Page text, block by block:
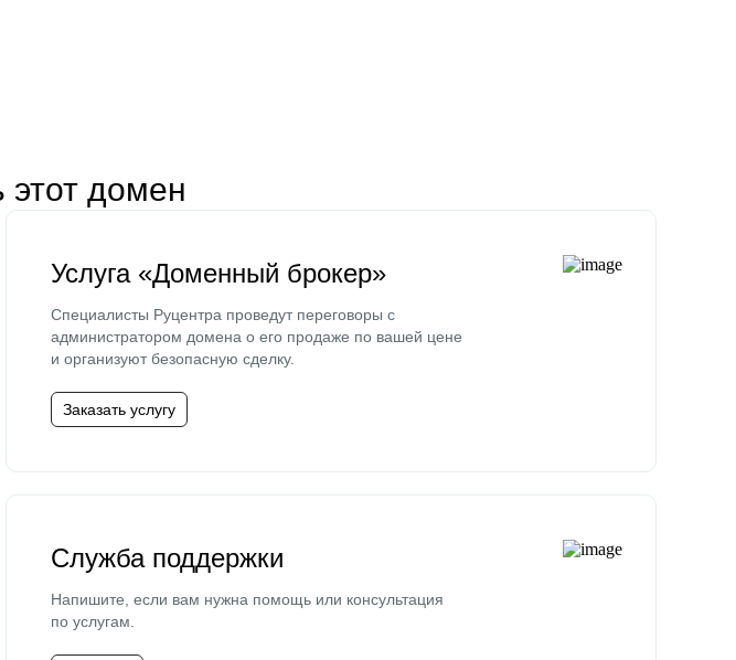
этот домен
Услуга «Доменный брокер»
Специалисты Руцентра проведут переговоры с
администратором домена о его продаже по вашей цене
и организуют безопасную сделку.
Заказать услугу
Служба поддержки
Напишите, если вам нужна помощь или консультация
по услугам.